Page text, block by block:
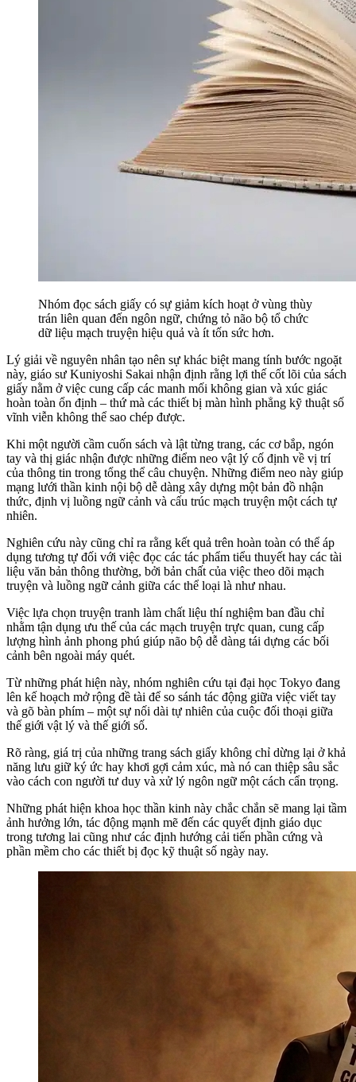
Nhóm đọc sách giấy có sự giảm kích hoạt ở vùng thùy
trán liên quan đến ngôn ngữ, chứng tỏ não bộ tổ chức
dữ liệu mạch truyện hiệu quả và ít tốn sức hơn.
Lý giải về nguyên nhân tạo nên sự khác biệt mang tính bước ngoặt
này, giáo sư Kuniyoshi Sakai nhận định rằng lợi thế cốt lõi của sách
giấy nằm ở việc cung cấp các manh mối không gian và xúc giác
hoàn toàn ổn định – thứ mà các thiết bị màn hình phẳng kỹ thuật số
vĩnh viễn không thể sao chép được.
Khi một người cầm cuốn sách và lật từng trang, các cơ bắp, ngón
tay và thị giác nhận được những điểm neo vật lý cố định về vị trí
của thông tin trong tổng thể câu chuyện. Những điểm neo này giúp
mạng lưới thần kinh nội bộ dễ dàng xây dựng một bản đồ nhận
thức, định vị luồng ngữ cảnh và cấu trúc mạch truyện một cách tự
nhiên.
Nghiên cứu này cũng chỉ ra rằng kết quả trên hoàn toàn có thể áp
dụng tương tự đối với việc đọc các tác phẩm tiểu thuyết hay các tài
liệu văn bản thông thường, bởi bản chất của việc theo dõi mạch
truyện và luồng ngữ cảnh giữa các thể loại là như nhau.
Việc lựa chọn truyện tranh làm chất liệu thí nghiệm ban đầu chỉ
nhằm tận dụng ưu thế của các mạch truyện trực quan, cung cấp
lượng hình ảnh phong phú giúp não bộ dễ dàng tái dựng các bối
cảnh bên ngoài máy quét.
Từ những phát hiện này, nhóm nghiên cứu tại đại học Tokyo đang
lên kế hoạch mở rộng đề tài để so sánh tác động giữa việc viết tay
và gõ bàn phím – một sự nối dài tự nhiên của cuộc đối thoại giữa
thế giới vật lý và thế giới số.
Rõ ràng, giá trị của những trang sách giấy không chỉ dừng lại ở khả
năng lưu giữ ký ức hay khơi gợi cảm xúc, mà nó can thiệp sâu sắc
vào cách con người tư duy và xử lý ngôn ngữ một cách cẩn trọng.
Những phát hiện khoa học thần kinh này chắc chắn sẽ mang lại tầm
ảnh hưởng lớn, tác động mạnh mẽ đến các quyết định giáo dục
trong tương lai cũng như các định hướng cải tiến phần cứng và
phần mềm cho các thiết bị đọc kỹ thuật số ngày nay.